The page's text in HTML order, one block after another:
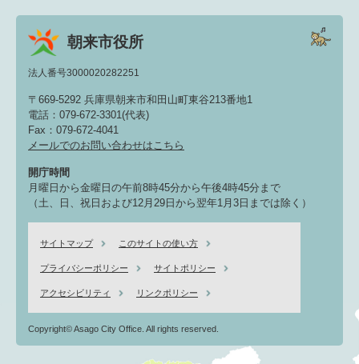
朝来市役所
法人番号3000020282251
〒669-5292 兵庫県朝来市和田山町東谷213番地1
電話：079-672-3301(代表)
Fax：079-672-4041
メールでのお問い合わせはこちら
開庁時間
月曜日から金曜日の午前8時45分から午後4時45分まで
（土、日、祝日および12月29日から翌年1月3日までは除く）
サイトマップ このサイトの使い方
プライバシーポリシー サイトポリシー
アクセシビリティ リンクポリシー
Copyright© Asago City Office. All rights reserved.